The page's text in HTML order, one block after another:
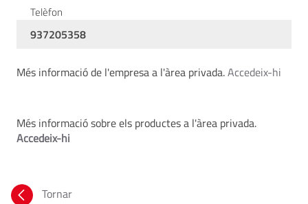
Telèfon
937205358
Més informació de l'empresa a l'àrea privada.Accedeix-hi
Més informació sobre els productes a l'àrea privada.
Accedeix-hi
Tornar